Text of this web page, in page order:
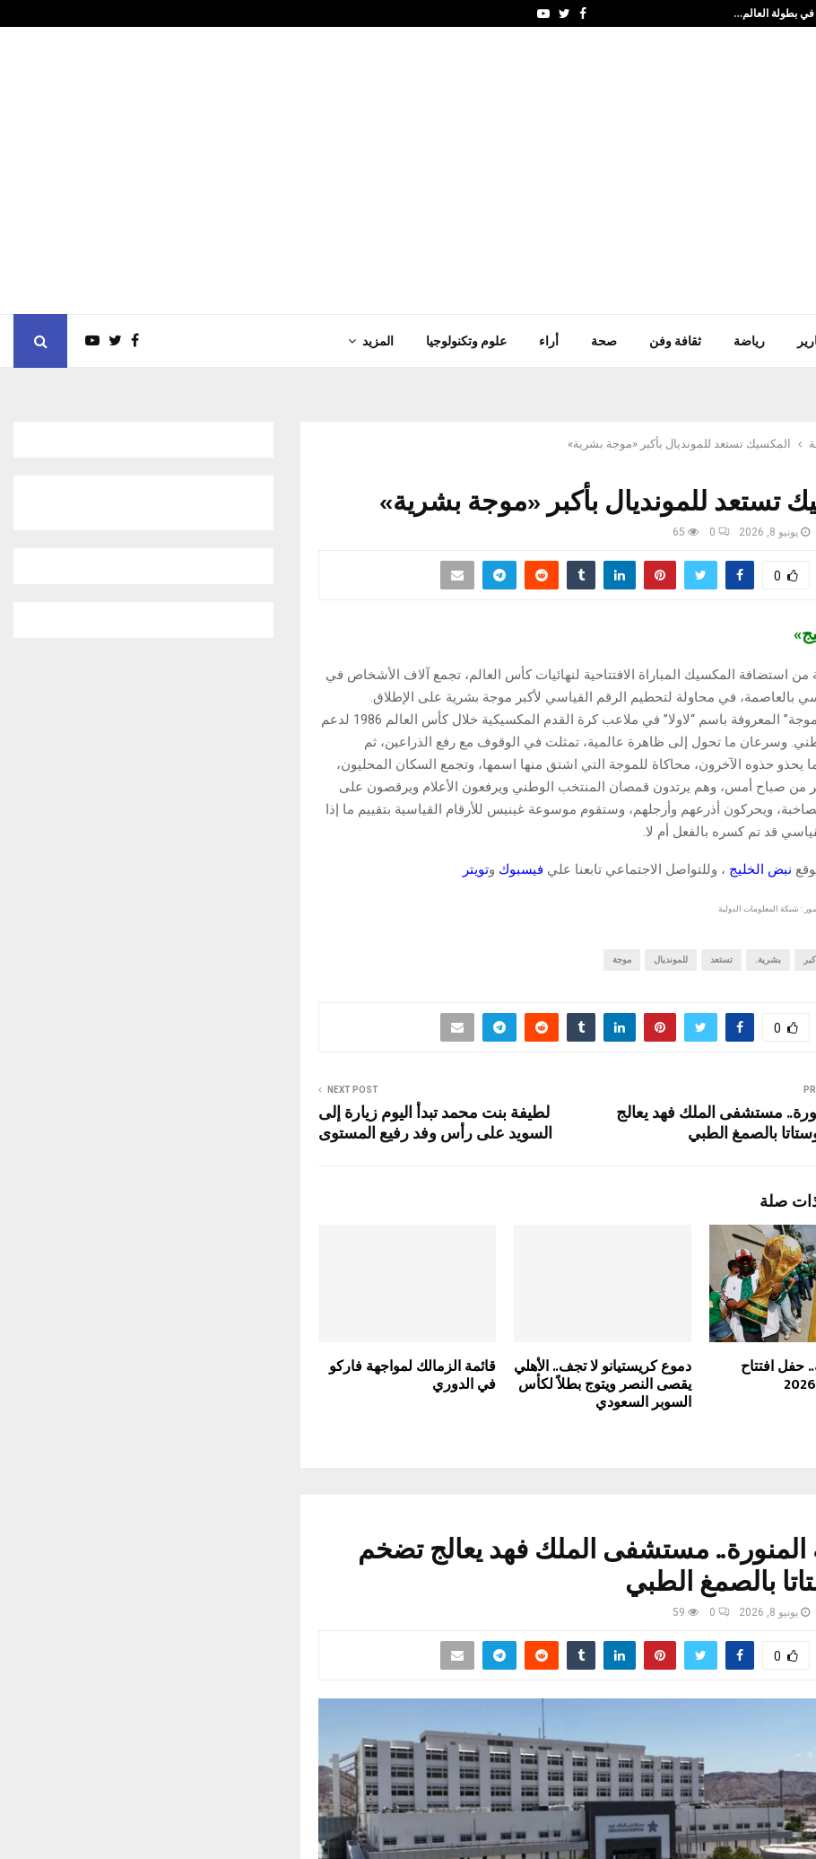
بطولة العالم… Facebook
Twitter
Youtube
رياضة ثقافة وفن صحة أراء علوم وتكنولوجيا المزيد
المكسيك تستعد للمونديال بأكبر «موجة بشرية»
تستعد للمونديال بأكبر «موجة بشرية»
يونيو 8, 2026 0
65
0
من استضافة المكسيك المباراة الافتتاحية لنهائيات كأس العالم، تجمع آلاف الأشخاص في
بالعاصمة، في محاولة لتحطيم الرقم القياسي لأكبر موجة بشرية على الإطلاق.
واشتهرت “الموجة” المعروفة باسم “لاولا” في ملاعب كرة القدم المكسيكية خلال كأس العالم 1986 لدعم
وسرعان ما تحول إلى ظاهرة عالمية، تمثلت في الوقوف مع رفع الذراعين، ثم
يحذو حذوه الآخرون، محاكاة للموجة التي اشتق منها اسمها، وتجمع السكان المحليون،
من صباح أمس، وهم يرتدون قمصان المنتخب الوطني ويرفعون الأعلام ويرقصون على
ويحركون أذرعهم وأرجلهم، وستقوم موسوعة غينيس للأرقام القياسية بتقييم ما إذا
قد تم كسره بالفعل أم لا.
نبض الخليج ، وللتواصل الاجتماعي تابعنا علي فيسبوك وتويتر
: شبكة المعلومات الدولية
بشرية. تستعد للمونديال موجة
0
مستشفى الملك فهد يعالج
بالصمغ الطبي
NEXT POST
لطيفة بنت محمد تبدأ اليوم زيارة إلى
السويد على رأس وفد رفيع المستوى
صلة
حفل افتتاح دموع كريستيانو لا تجف.. الأهلي
يقصى النصر ويتوج بطلاً لكأس
السوبر السعودي
قائمة الزمالك لمواجهة فاركو
في الدوري
المنورة.. مستشفى الملك فهد يعالج تضخم
بالصمغ الطبي
يونيو 8, 2026 0
59
0